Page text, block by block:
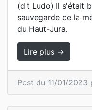
(dit Ludo) Il s'était
sauvegarde de la
du Haut-Jura.
Lire plus →
Post du 11/01/2023